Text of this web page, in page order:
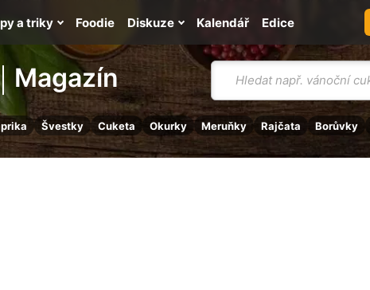
Magazín
Vyhledávání
Švestky Cuketa Okurky Meruňky Rajčata Borůvky
a triky Kalendář
Foodie Diskuze Edice